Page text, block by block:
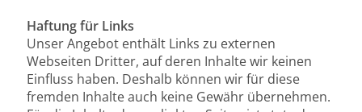
Haftung für Links
Unser Angebot enthält Links zu externen
Webseiten Dritter, auf deren Inhalte wir keinen
Einfluss haben. Deshalb können wir für diese
fremden Inhalte auch keine Gewähr übernehmen.